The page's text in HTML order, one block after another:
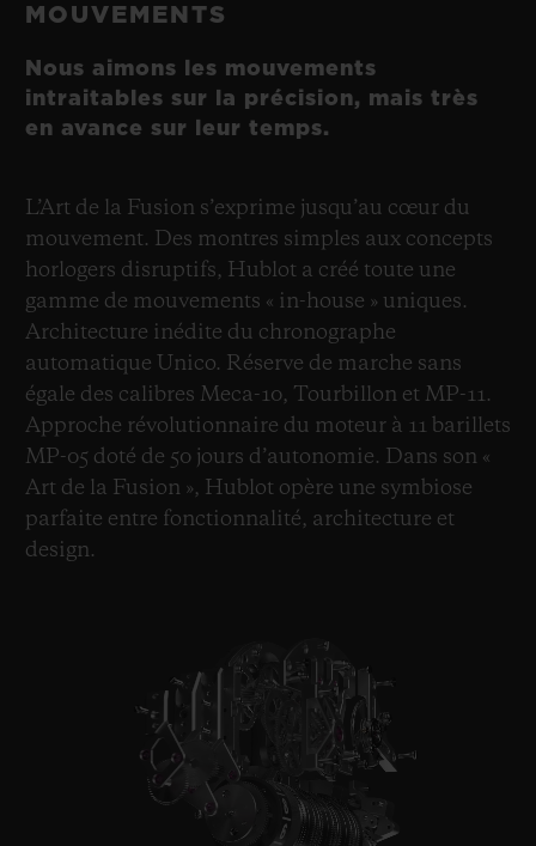
MOUVEMENTS
Nous aimons les mouvements
intraitables sur la précision, mais très
en avance sur leur temps.
L’Art de la Fusion s’exprime jusqu’au cœur du
mouvement. Des montres simples aux concepts
horlogers disruptifs, Hublot a créé toute une
gamme de mouvements « in-house » uniques.
Architecture inédite du chronographe
automatique Unico. Réserve de marche sans
égale des calibres Meca-10, Tourbillon et MP-11.
Approche révolutionnaire du moteur à 11 barillets
MP-05 doté de 50 jours d’autonomie. Dans son «
Art de la Fusion », Hublot opère une symbiose
parfaite entre fonctionnalité, architecture et
design.